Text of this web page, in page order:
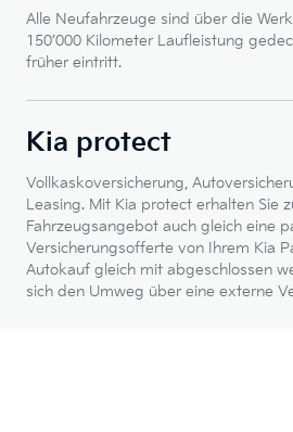
Alle Neufahrzeuge sind über die
150’000 Kilometer Laufleistung
früher eintritt.
Kia protect
Vollkaskoversicherung,
Leasing. Mit Kia protect erhalten Sie
Fahrzeugsangebot auch gleich eine
Versicherungsofferte von Ihrem Kia
Autokauf gleich mit abgeschlossen
sich den Umweg über eine externe